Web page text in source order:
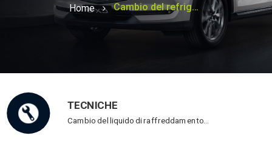
Home Cambio del refrigerante
TECNICHE
Cambio del liquido di raffreddamento…